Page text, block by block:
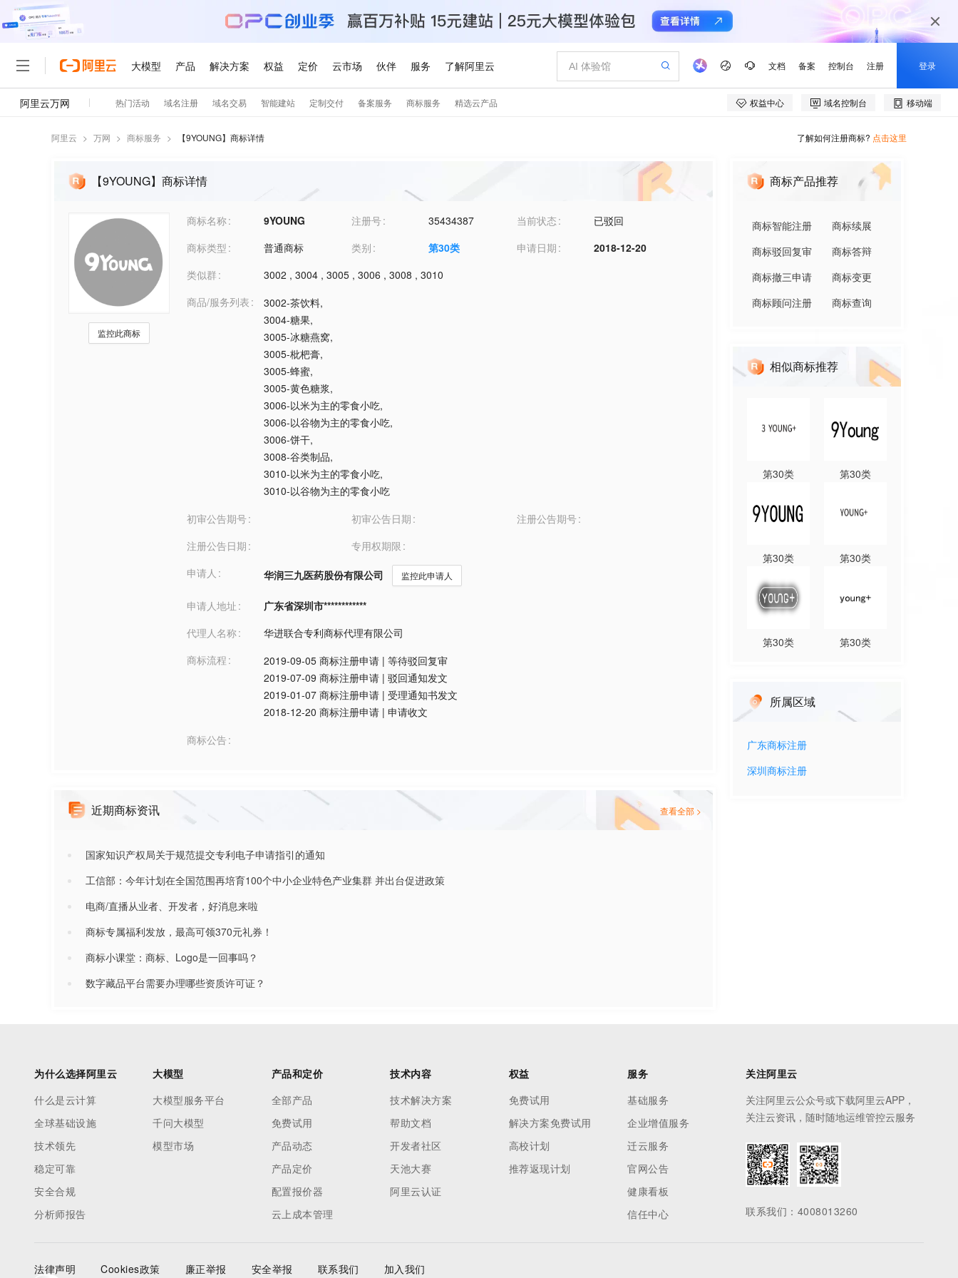
阿里云 > 万网 > 商标服务 > 【9YOUNG】商标详情 了解如何注册商标? 点击这里
【9YOUNG】商标详情
监控此商标
商标名称 9YOUNG 注册号 35434387 当前状态
已驳回
商标类型
普通商标 类别 第30类 申请日期
2018-12-20
类似群
3002 , 3004 , 3005 , 3006 , 3008 , 3010
商品/服务列表
3002-茶饮料,
3004-糖果,
3005-冰糖燕窝,
3005-枇杷膏,
3005-蜂蜜,
3005-黄色糖浆,
3006-以米为主的零食小吃,
3006-以谷物为主的零食小吃,
3006-饼干,
3008-谷类制品,
3010-以米为主的零食小吃,
3010-以谷物为主的零食小吃
初审公告期号
初审公告日期
注册公告期号
注册公告日期
专用权期限
申请人
华润三九医药股份有限公司 监控此申请人
申请人地址
广东省深圳市************
代理人名称
华进联合专利商标代理有限公司
商标流程
2019-09-05 商标注册申请 | 等待驳回复审
2019-07-09 商标注册申请 | 驳回通知发文
2019-01-07 商标注册申请 | 受理通知书发文
2018-12-20 商标注册申请 | 申请收文
商标公告
近期商标资讯 查看全部 >
国家知识产权局关于规范提交专利电子申请指引的通知
工信部：今年计划在全国范围再培育100个中小企业特色产业集群 并出台促进政策
电商/直播从业者、开发者，好消息来啦
商标专属福利发放，最高可领370元礼券！
商标小课堂：商标、Logo是一回事吗？
数字藏品平台需要办理哪些资质许可证？
商标产品推荐
商标智能注册
商标续展
商标驳回复审
商标答辩
商标撤三申请
商标变更
商标顾问注册
商标查询
相似商标推荐
第30类 第30类
第30类 第30类
第30类 第30类
所属区域
广东商标注册
深圳 商标注册